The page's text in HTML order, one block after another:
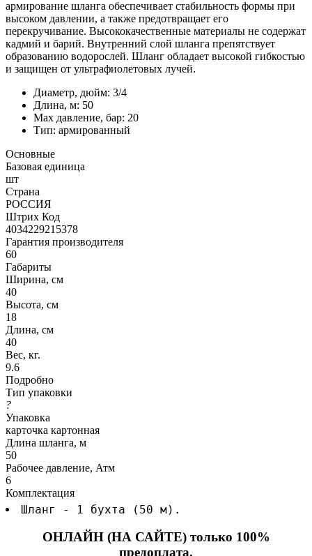
армирование шланга обеспечивает стабильность формы при
высоком давлении, а также предотвращает его
перекручивание. Высококачественные материалы не содержат
кадмий и барий. Внутренний слой шланга препятствует
образованию водорослей. Шланг обладает высокой гибкостью
и защищен от ультрафиолетовых лучей.
Диаметр, дюйм: 3/4
Длина, м: 50
Max давление, бар: 20
Тип: армированный
Основные
Базовая единица
шт
Страна
РОССИЯ
Штрих Код
4034229215378
Гарантия производителя
60
Габариты
Ширина, см
40
Высота, см
18
Длина, см
40
Вес, кг.
9.6
Подробно
Тип упаковки
?
Упаковка
карточка картонная
Длина шланга, м
50
Рабочее давление, Атм
6
Комплектация
Шланг - 1 бухта (50 м).
ОНЛАЙН (НА САЙТЕ) только 100%
предоплата.